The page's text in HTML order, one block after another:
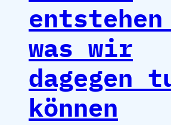
entstehen
was wir
dagegen
können